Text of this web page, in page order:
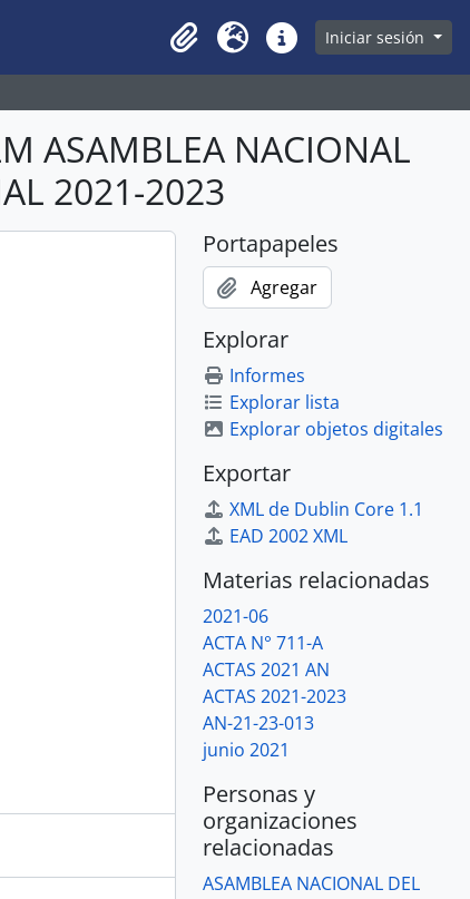
Clipboard
Idioma Enlaces rápidos
Iniciar sesión
ASAMBLEA NACIONAL
2021-2023
Portapapeles
Agregar
Explorar
Informes
Explorar lista
Explorar objetos digitales
Exportar
XML de Dublin Core 1.1
EAD 2002 XML
Materias relacionadas
2021-06
ACTA N° 711-A
ACTAS 2021 AN
ACTAS 2021-2023
AN-21-23-013
junio 2021
Personas y
organizaciones
relacionadas
ASAMBLEA NACIONAL DEL